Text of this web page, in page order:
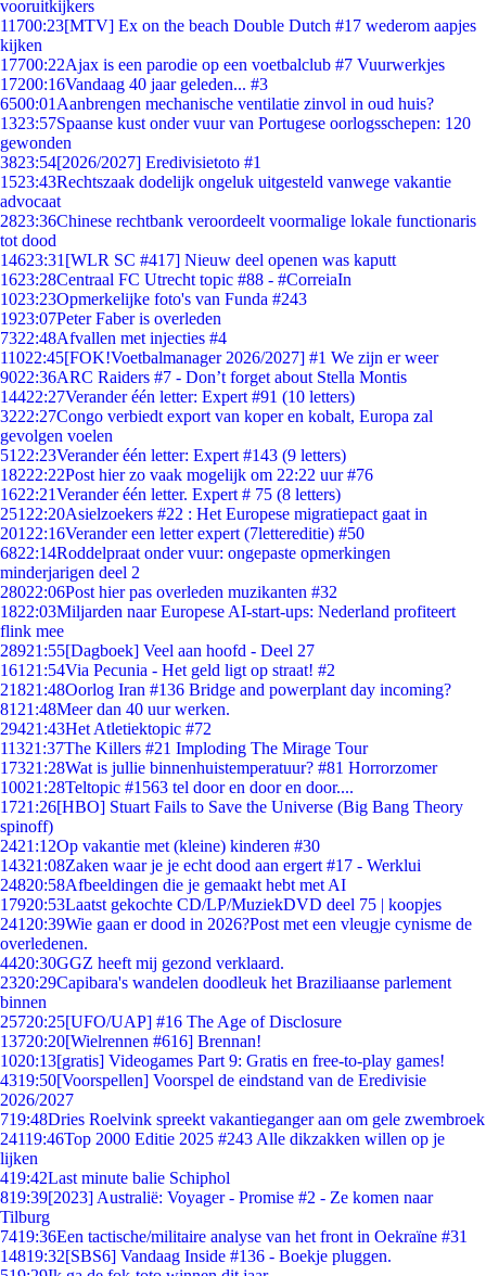
vooruitkijkers
11700:23[MTV] Ex on the beach Double Dutch #17 wederom aapjes
kijken
17700:22Ajax is een parodie op een voetbalclub #7 Vuurwerkjes
17200:16Vandaag 40 jaar geleden... #3
6500:01 Aanbrengen mechanische ventilatie zinvol in oud huis?
1323:57Spaanse kust onder vuur van Portugese oorlogsschepen: 120
gewonden
3823:54[2026/2027] Eredivisietoto #1
1523:43Rechtszaak dodelijk ongeluk uitgesteld vanwege vakantie
advocaat
2823:36Chinese rechtbank veroordeelt voormalige lokale functionaris
tot dood
14623:31 [WLR SC #417] Nieuw deel openen was kaputt
1623:28Centraal FC Utrecht topic #88 - #CorreiaIn
1023:23Opmerkelijke foto's van Funda #243
1923:07Peter Faber is overleden
7322:48Afvallen met injecties #4
11022:45[FOK!Voetbalmanager 2026/2027] #1 We zijn er weer
9022:36ARC Raiders #7 - Don’t forget about Stella Montis
14422:27Verander één letter: Expert #91 (10 letters)
3222:27Congo verbiedt export van koper en kobalt, Europa zal
gevolgen voelen
51 22:23Verander één letter: Expert #143 (9 letters)
18222:22Post hier zo vaak mogelijk om 22:22 uur #76
1622:21Verander één letter. Expert # 75 (8 letters)
251 22:20Asielzoekers #22 : Het Europese migratiepact gaat in
201 22:16Verander een letter expert (7lettereditie) #50
6822:14Roddelpraat onder vuur: ongepaste opmerkingen
minderjarigen deel 2
28022:06Post hier pas overleden muzikanten #32
1822:03Miljarden naar Europese AI-start-ups: Nederland profiteert
flink mee
28921:55[Dagboek] Veel aan hoofd - Deel 27
161 21:54Via Pecunia - Het geld ligt op straat! #2
21821:48Oorlog Iran #136 Bridge and powerplant day incoming?
81 21:48Meer dan 40 uur werken.
29421:43Het Atletiektopic #72
11321:37The Killers #21 Imploding The Mirage Tour
17321:28Wat is jullie binnenhuistemperatuur? #81 Horrorzomer
10021:28Teltopic #1563 tel door en door en door....
1721:26[HBO] Stuart Fails to Save the Universe (Big Bang Theory
spinoff)
2421:12Op vakantie met (kleine) kinderen #30
14321:08Zaken waar je je echt dood aan ergert #17 - Werklui
24820:58Afbeeldingen die je gemaakt hebt met AI
17920:53Laatst gekochte CD/LP/MuziekDVD deel 75 | koopjes
241 20:39Wie gaan er dood in 2026?Post met een vleugje cynisme de
overledenen.
4420:30GGZ heeft mij gezond verklaard.
2320:29Capibara's wandelen doodleuk het Braziliaanse parlement
binnen
25720:25[UFO/UAP] #16 The Age of Disclosure
13720:20[Wielrennen #616] Brennan!
1020:13[gratis] Videogames Part 9: Gratis en free-to-play games!
4319:50[Voorspellen] Voorspel de eindstand van de Eredivisie
2026/2027
719:48Dries Roelvink spreekt vakantieganger aan om gele zwembroek
24119:46Top 2000 Editie 2025 #243 Alle dikzakken willen op je
lijken
419:42Last minute balie Schiphol
819:39[2023] Australië: Voyager - Promise #2 - Ze komen naar
Tilburg
7419:36Een tactische/militaire analyse van het front in Oekraïne #31
14819:32[SBS6] Vandaag Inside #136 - Boekje pluggen.